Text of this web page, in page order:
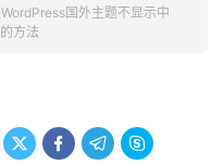
国外主题不显示中
方法
   